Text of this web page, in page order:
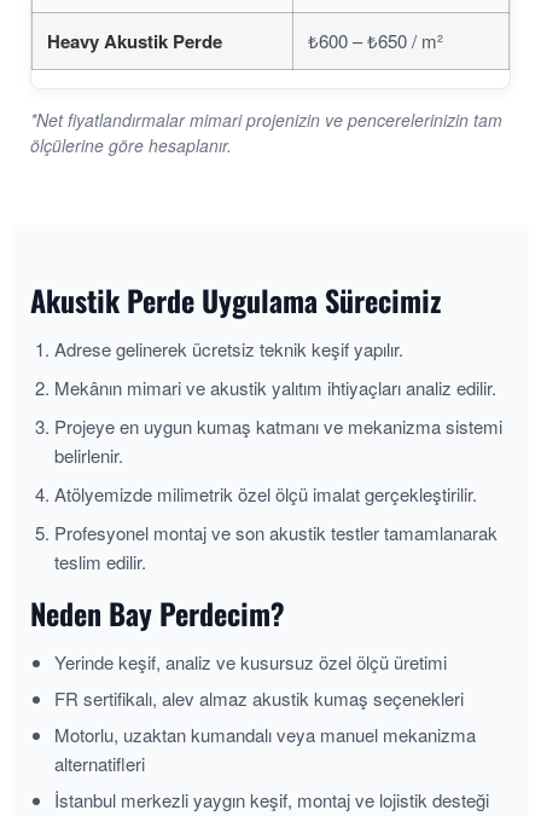
Heavy Akustik Perde ₺600 – ₺650 / m²
*Net fiyatlandırmalar mimari projenizin ve pencerelerinizin tam
ölçülerine göre hesaplanır.
Akustik Perde Uygulama Sürecimiz
Adrese gelinerek ücretsiz teknik keşif yapılır.
Mekânın mimari ve akustik yalıtım ihtiyaçları analiz edilir.
Projeye en uygun kumaş katmanı ve mekanizma sistemi
belirlenir.
Atölyemizde milimetrik özel ölçü imalat gerçekleştirilir.
Profesyonel montaj ve son akustik testler tamamlanarak
teslim edilir.
Neden Bay Perdecim?
Yerinde keşif, analiz ve kusursuz özel ölçü üretimi
FR sertifikalı, alev almaz akustik kumaş seçenekleri
Motorlu, uzaktan kumandalı veya manuel mekanizma
alternatifleri
İstanbul merkezli yaygın keşif, montaj ve lojistik desteği